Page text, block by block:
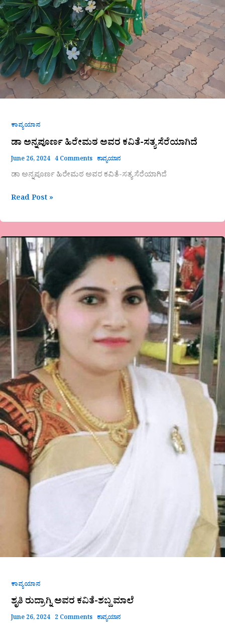
ಕಾವ್ಯಯಾನ
ಡಾ ಅನ್ನಪೂರ್ಣ ಹಿರೇಮಠ ಅವರ ಕವಿತೆ-ಸತ್ಯ ಸೆರೆಯಾಗಿದೆ
June 26, 2024 4 Comments ಕಾವ್ಯಯಾನ
ಡಾ ಅನ್ನಪೂರ್ಣ ಹಿರೇಮಠ ಅವರ ಕವಿತೆ-ಸತ್ಯ ಸೆರೆಯಾಗಿದೆ
Read Post »
ಕಾವ್ಯಯಾನ
ಶೃತಿ ರುದ್ರಾಗ್ನಿ ಅವರ ಕವಿತೆ-ಶಬ್ದ ಮಾಲೆ
June 26, 2024 2 Comments ಕಾವ್ಯಯಾನ
ಶೃತಿ
ರುದ್ರಾಗ್ನಿ
ಅವರ
ಕವಿತೆ-
ಮಾಲೆ